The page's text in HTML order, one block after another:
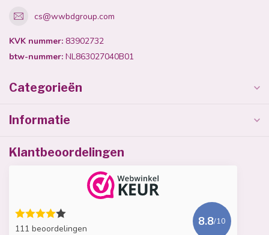
cs@wwbdgroup.com
KVK nummer: 83902732
btw-nummer: NL863027040B01
Categorieën
Informatie
Klantbeoordelingen
111 beoordelingen
8.8/10